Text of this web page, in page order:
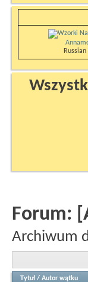
Forum:
Archiwum
Tytuł / Autor wątku